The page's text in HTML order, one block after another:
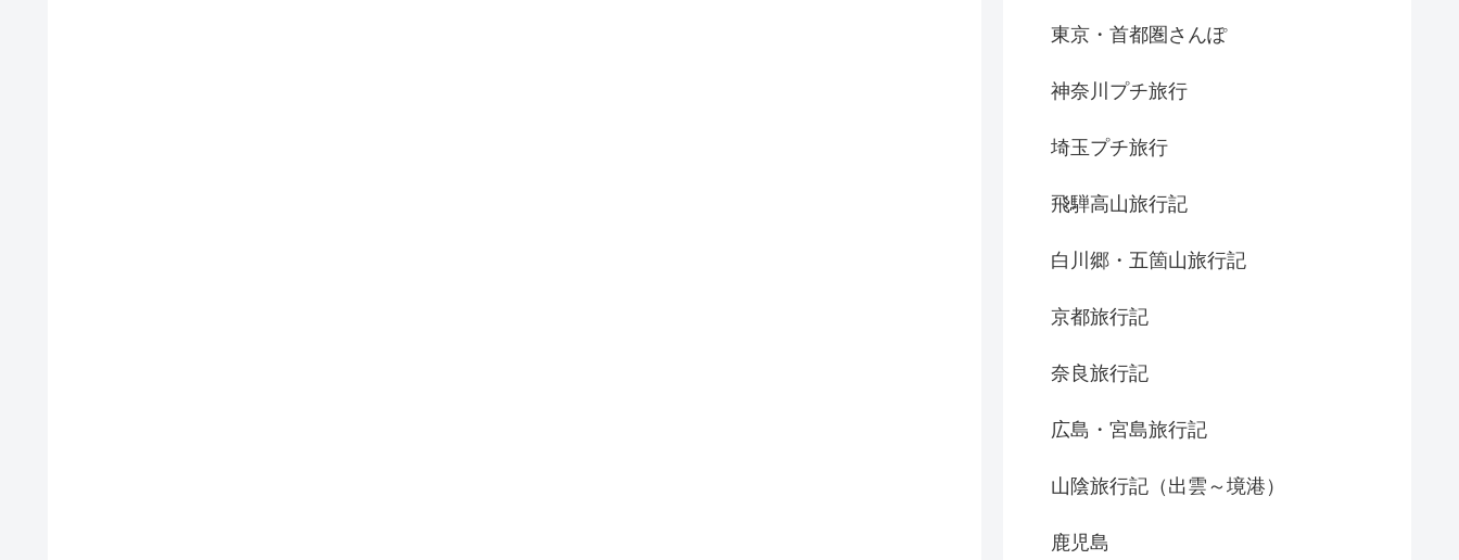
東京・首都圏さんぽ
神奈川プチ旅行
埼玉プチ旅行
飛騨高山旅行記
白川郷・五箇山旅行記
京都旅行記
奈良旅行記
広島・宮島旅行記
山陰旅行記（出雲～境港）
鹿児島